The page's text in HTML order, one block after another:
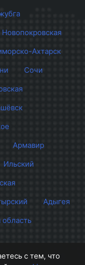
Новопокровская
Ахтарск
Сочи
Армавир
Ильский
Адыгея
область
с тем, что